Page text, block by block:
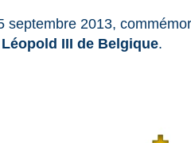
septembre 2013,
Léopold III de Belgique.